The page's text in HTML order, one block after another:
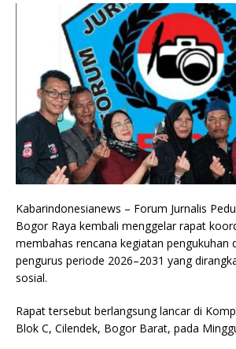
Kabarindonesianews – Forum Jurnalis
Bogor Raya kembali menggelar rapat
membahas rencana kegiatan pengukuhan
pengurus periode 2026–2031 yang
sosial.
Rapat tersebut berlangsung lancar di
Blok C, Cilendek, Bogor Barat, pada